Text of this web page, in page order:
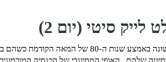
לייק סיטי (יום 2)
אל המורמונים התוודעתי לראשונה באמצע שנות ה-